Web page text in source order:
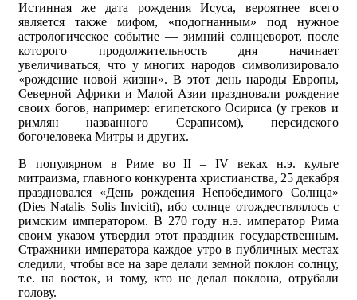
Истинная же дата рождения Исуса, вероятнее всего
является также мифом, «подогнанным» под нужное
астрологическое событие — зимний солнцеворот, после
которого продолжительность дня начинает
увеличиваться, что у многих народов символизировало
«рождение новой жизни». В этот день народы Европы,
Северной Африки и Малой Азии праздновали рождение
своих богов, например: египетского Осириса (у греков и
римлян названного Сераписом), персидского
богочеловека Митры и других.
В популярном в Риме во II – IV веках н.э. культе
митраизма, главного конкурента христианства, 25 декабря
праздновался «День рождения Непобедимого Солнца»
(Dies Natalis Solis Inviciti), ибо солнце отождествлялось с
римским императором. В 270 году н.э. император Рима
своим указом утвердил этот праздник государственным.
Стражники императора каждое утро в публичных местах
следили, чтобы все на заре делали земной поклон солнцу,
т.е. на восток, и тому, кто не делал поклона, отрубали
голову.